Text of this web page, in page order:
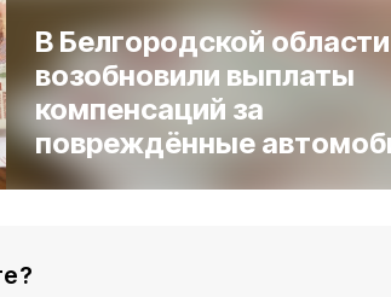
В Белгородской области
возобновили выплаты
компенсаций за
повреждённые